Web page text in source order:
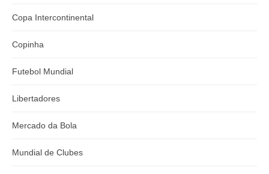
Copa Intercontinental
Copinha
Futebol Mundial
Libertadores
Mercado da Bola
Mundial de Clubes